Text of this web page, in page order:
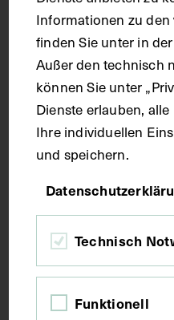
Kupferstich
Maße
Bildmaß 17,1 x 10,4 cm
Bildmaß inkl.
Kurzbeschreibung
Ausschnitt aus: Friedrich
Deutsche Bibliothek,
Glassbach, nach einer
Informationen zu
finden Sie unter in
Außer den technisch
können Sie unter
Dienste erlauben,
Ihre individuellen
und speichern.
Technisch
Funktionell